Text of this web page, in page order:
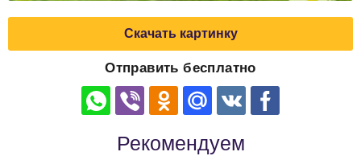
Скачать картинку
Отправить бесплатно
Рекомендуем